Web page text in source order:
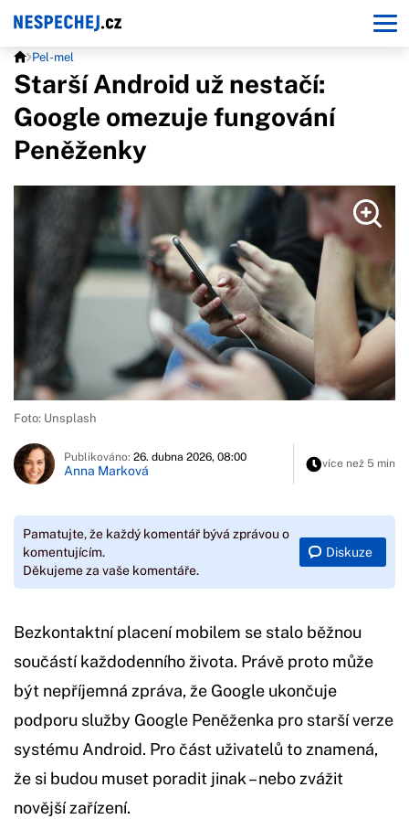
Pel-mel
Starší Android už nestačí:
Google omezuje fungování
Peněženky
Foto: Unsplash
Publikováno: 26. dubna 2026, 08:00
Anna Marková více než 5 min
Pamatujte, že každý komentář bývá zprávou o
komentujícím.
Děkujeme za vaše komentáře.
Diskuze
Bezkontaktní placení mobilem se stalo běžnou
součástí každodenního života. Právě proto může
být nepříjemná zpráva, že Google ukončuje
podporu služby Google Peněženka pro starší verze
systému Android. Pro část uživatelů to znamená,
že si budou muset poradit jinak – nebo zvážit
novější zařízení.